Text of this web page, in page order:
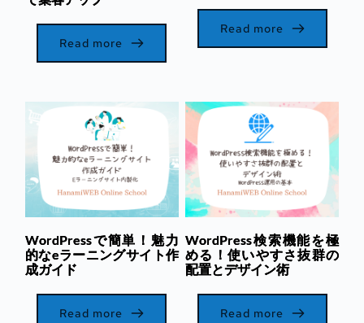
Read more
Read more
WordPressで簡単！魅力
的なeラーニングサイト作
成ガイド
Read more
WordPress検索機能を極
める！使いやすさ抜群の
配置とデザイン術
Read more